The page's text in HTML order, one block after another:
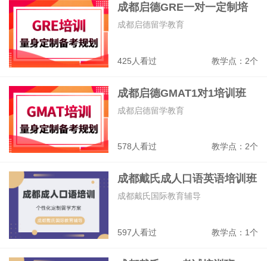
高三艺考文化课全日制、高三艺术生全日
单招
高考冲刺、艺考文化课、高考复读、高考
全日制冲刺
326268
成都启德GRE一对一定制培
训班
425人看过 教学点：2个
成都启德留学教育
成都启德GMAT1对1培训班
578人看过 教学点：2个
成都启德留学教育
成都戴氏成人口语英语培训班
597人看过 教学点：1个
成都戴氏国际教育辅导